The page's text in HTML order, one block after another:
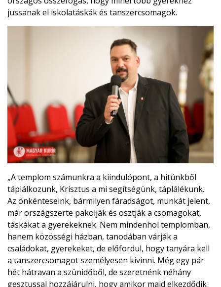
jussanak el iskolatáskák és tanszercsomagok.
„A templom számunkra a kiindulópont, a hitünkből
táplálkozunk, Krisztus a mi segítségünk, táplálékunk.
Az önkénteseink, bármilyen fáradságot, munkát jelent,
már országszerte pakolják és osztják a csomagokat,
táskákat a gyerekeknek. Nem mindenhol templomban,
hanem közösségi házban, tanodában várják a
családokat, gyerekeket, de előfordul, hogy tanyára kell
a tanszercsomagot személyesen kivinni. Még egy pár
hét hátravan a szünidőből, de szeretnénk néhány
gesztussal hozzájárulni, hogy amikor majd elkezdődik